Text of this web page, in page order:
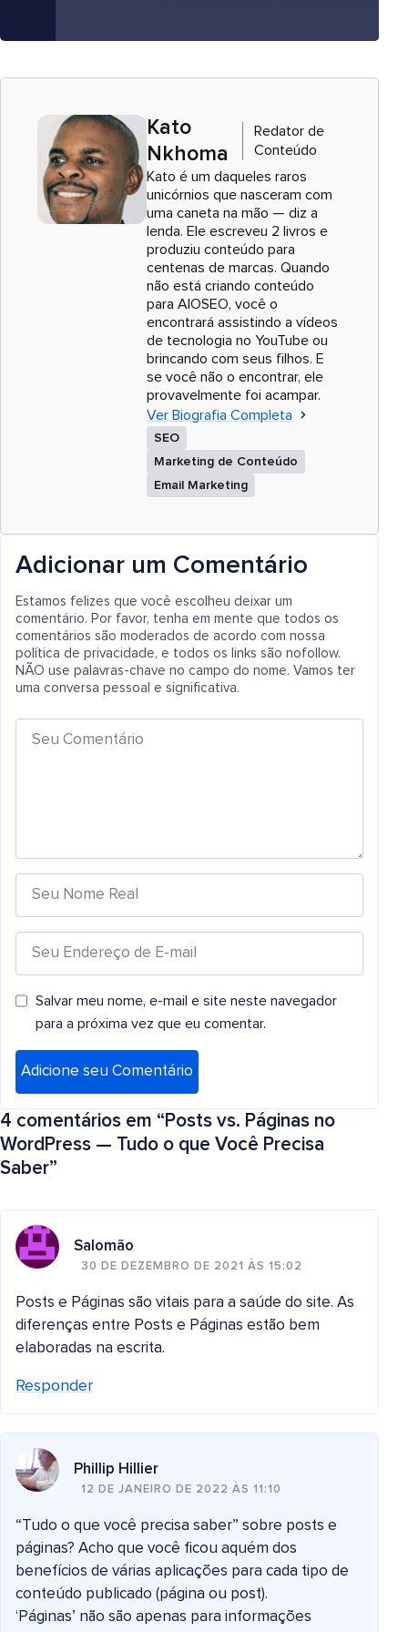
Kato
Nkhoma
Redator de
Conteúdo
Kato é um daqueles raros
unicórnios que nasceram com
uma caneta na mão — diz a
lenda. Ele escreveu 2 livros e
produziu conteúdo para
centenas de marcas. Quando
não está criando conteúdo
para AIOSEO, você o
encontrará assistindo a vídeos
de tecnologia no YouTube ou
brincando com seus filhos. E
se você não o encontrar, ele
provavelmente foi acampar.
Ver Biografia Completa
SEO
Marketing de Conteúdo
Email Marketing
Adicionar um Comentário
Estamos felizes que você escolheu deixar um
comentário. Por favor, tenha em mente que todos os
comentários são moderados de acordo com nossa
política de privacidade, e todos os links são nofollow.
NÃO use palavras-chave no campo do nome. Vamos ter
uma conversa pessoal e significativa.
Salvar meu nome, e-mail e site neste navegador
para a próxima vez que eu comentar.
4 comentários em “Posts vs. Páginas no
WordPress — Tudo o que Você Precisa
Saber”
Salomão
30 DE DEZEMBRO DE 2021 ÀS 15:02
Posts e Páginas são vitais para a saúde do site. As
diferenças entre Posts e Páginas estão bem
elaboradas na escrita.
Responder
Phillip Hillier
12 DE JANEIRO DE 2022 ÀS 11:10
“Tudo o que você precisa saber” sobre posts e
páginas? Acho que você ficou aquém dos
benefícios de várias aplicações para cada tipo de
conteúdo publicado (página ou post).
‘Páginas’ não são apenas para informações